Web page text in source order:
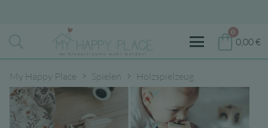
0
0,00€
My Happy Place Spielen Holzspielzeug